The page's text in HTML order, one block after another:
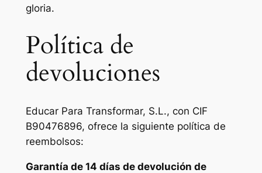
gloria.
Política de
devoluciones
Educar Para Transformar, S.L., con CIF
B90476896, ofrece la siguiente política de
reembolsos:
Garantía de 14 días de devolución de